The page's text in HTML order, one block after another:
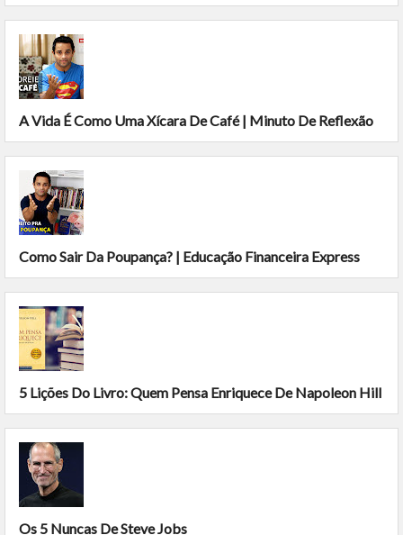
A Vida É Como Uma Xícara De Café | Minuto De Reflexão
Como Sair Da Poupança? | Educação Financeira Express
5 Lições Do Livro: Quem Pensa Enriquece De Napoleon Hill
Os 5 Nuncas De Steve Jobs